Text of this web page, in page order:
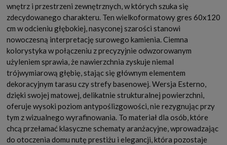
wnętrz i przestrzeni zewnętrznych, w których szuka się
zdecydowanego charakteru. Ten wielkoformatowy gres 60x120
cm w odcieniu głębokiej, nasyconej szarości stanowi
nowoczesną interpretację surowego kamienia. Ciemna
kolorystyka w połączeniu z precyzyjnie odwzorowanym
użyleniem sprawia, że nawierzchnia zyskuje niemal
trójwymiarową głębię, stając się głównym elementem
dekoracyjnym tarasu czy strefy basenowej. Wersja Esterno,
dzięki swojej matowej, delikatnie strukturalnej powierzchni,
oferuje wysoki poziom antypoślizgowości, nie rezygnując przy
tym z wizualnego wyrafinowania. To materiał dla osób, które
chcą przełamać klasyczne schematy aranżacyjne, wprowadzając
do otoczenia domu nutę prestiżu i elegancji, która pozostaje